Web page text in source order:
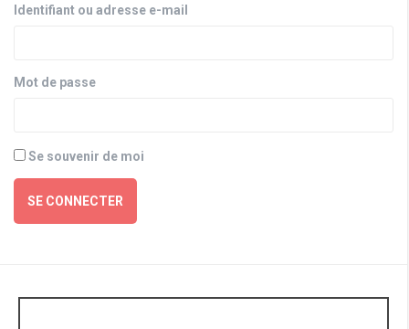
Identifiant ou adresse e-mail
Mot de passe
Se souvenir de moi
SE CONNECTER